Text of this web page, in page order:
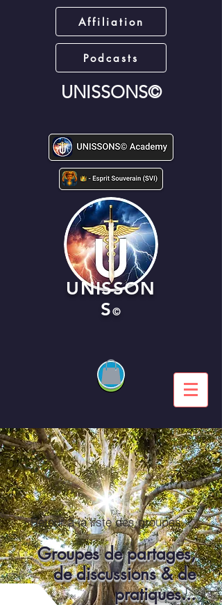
Affiliation
Podcasts
UNISSONS©
UNISSON
S©
Retour à la liste des groupes...
Groupes de partages,
de discussions & de
pratiques...